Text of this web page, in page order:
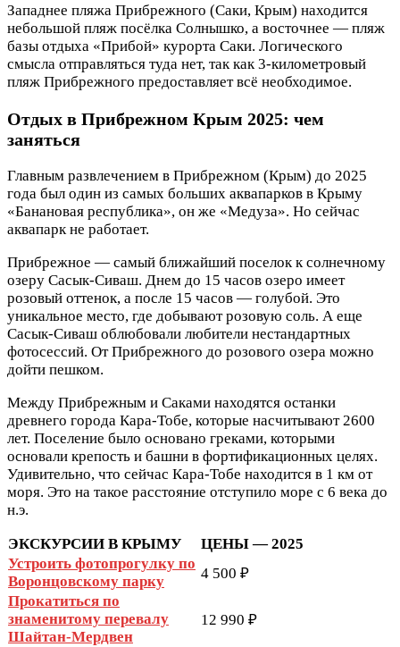
Западнее пляжа Прибрежного (Саки, Крым) находится
небольшой пляж посёлка Солнышко, а восточнее — пляж
базы отдыха «Прибой» курорта Саки. Логического
смысла отправляться туда нет, так как 3-километровый
пляж Прибрежного предоставляет всё необходимое.
Отдых в Прибрежном Крым 2025: чем
заняться
Главным развлечением в Прибрежном (Крым) до 2025
года был один из самых больших аквапарков в Крыму
«Банановая республика», он же «Медуза». Но сейчас
аквапарк не работает.
Прибрежное — самый ближайший поселок к солнечному
озеру Сасык-Сиваш. Днем до 15 часов озеро имеет
розовый оттенок, а после 15 часов — голубой. Это
уникальное место, где добывают розовую соль. А еще
Сасык-Сиваш облюбовали любители нестандартных
фотосессий. От Прибрежного до розового озера можно
дойти пешком.
Между Прибрежным и Саками находятся останки
древнего города Кара-Тобе, которые насчитывают 2600
лет. Поселение было основано греками, которыми
основали крепость и башни в фортификационных целях.
Удивительно, что сейчас Кара-Тобе находится в 1 км от
моря. Это на такое расстояние отступило море с 6 века до
н.э.
ЭКСКУРСИИ В КРЫМУ
ЦЕНЫ — 2025
Устроить фотопрогулку по
Воронцовскому парку
4 500 ₽
Прокатиться по
знаменитому перевалу
Шайтан-Мердвен
12 990 ₽